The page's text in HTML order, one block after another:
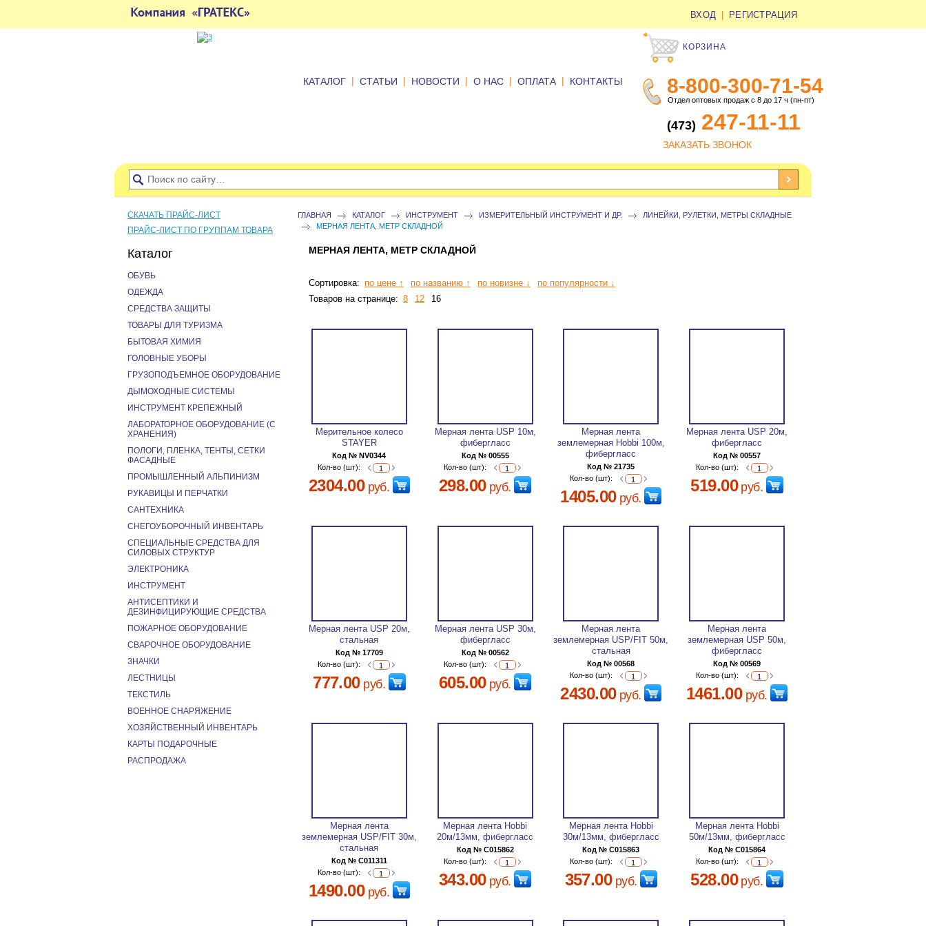
ВХОД РЕГИСТРАЦИЯ
КОРЗИНА
8-800-300-71-54
Отдел оптовых продаж с 8 до 17 ч (пн-пт)
(473) 247-11-11
ЗАКАЗАТЬ ЗВОНОК
КАТАЛОГ | СТАТЬИ | НОВОСТИ | О НАС | ОПЛАТА | КОНТАКТЫ
ГЛАВНАЯ КАТАЛОГ ИНСТРУМЕНТ ИЗМЕРИТЕЛЬНЫЙ ИНСТРУМЕНТ И ДР.
ЛИНЕЙКИ, РУЛЕТКИ, МЕТРЫ СКЛАДНЫЕ
МЕРНАЯ ЛЕНТА, МЕТР СКЛАДНОЙ
МЕРНАЯ ЛЕНТА, МЕТР СКЛАДНОЙ
Сортировка: по цене ↑ по названию ↑ по новизне ↓
по популярности ↓
Товаров на странице: 8 12 16
Мерительное колесо
STAYER
Код № NV0344
Кол-во (шт):
2304.00руб.
Мерная лента USP 10м,
фибергласс
Код № 00555
Кол-во (шт):
298.00руб.
Мерная лента
землемерная Hobbi 100м,
фибергласс
Код № 21735
Кол-во (шт):
1405.00руб.
Мерная лента USP 20м,
фибергласс
Код № 00557
Кол-во (шт):
519.00руб.
Мерная лента USP 20м,
стальная
Код № 17709
Кол-во (шт):
777.00руб.
Мерная лента USP 30м,
фибергласс
Код № 00562
Кол-во (шт):
605.00руб.
Мерная лента
землемерная USP/FIT 50м,
стальная
Код № 00568
Кол-во (шт):
2430.00руб.
Мерная лента
землемерная USP 50м,
фибергласс
Код № 00569
Кол-во (шт):
1461.00руб.
Мерная лента
землемерная USP/FIT 30м,
стальная
Код № C011311
Кол-во (шт):
1490.00руб.
Мерная лента Hobbi
20м/13мм, фибергласс
Код № C015862
Кол-во (шт):
343.00руб.
Мерная лента Hobbi
30м/13мм, фибергласс
Код № C015863
Кол-во (шт):
357.00руб.
Мерная лента Hobbi
50м/13мм, фибергласс
Код № C015864
Кол-во (шт):
528.00руб.
СКАЧАТЬ ПРАЙС-ЛИСТ
ПРАЙС-ЛИСТ ПО ГРУППАМ ТОВАРА
Каталог
ОБУВЬ
ОДЕЖДА
СРЕДСТВА ЗАЩИТЫ
ТОВАРЫ ДЛЯ ТУРИЗМА
БЫТОВАЯ ХИМИЯ
ГОЛОВНЫЕ УБОРЫ
ГРУЗОПОДЪЕМНОЕ ОБОРУДОВАНИЕ
ДЫМОХОДНЫЕ СИСТЕМЫ
ИНСТРУМЕНТ КРЕПЕЖНЫЙ
ЛАБОРАТОРНОЕ ОБОРУДОВАНИЕ (С
ХРАНЕНИЯ)
ПОЛОГИ, ПЛЕНКА, ТЕНТЫ, СЕТКИ
ФАСАДНЫЕ
ПРОМЫШЛЕННЫЙ АЛЬПИНИЗМ
РУКАВИЦЫ И ПЕРЧАТКИ
САНТЕХНИКА
СНЕГОУБОРОЧНЫЙ ИНВЕНТАРЬ
СПЕЦИАЛЬНЫЕ СРЕДСТВА ДЛЯ
СИЛОВЫХ СТРУКТУР
ЭЛЕКТРОНИКА
ИНСТРУМЕНТ
АНТИСЕПТИКИ И
ДЕЗИНФИЦИРУЮЩИЕ СРЕДСТВА
ПОЖАРНОЕ ОБОРУДОВАНИЕ
СВАРОЧНОЕ ОБОРУДОВАНИЕ
ЗНАЧКИ
ЛЕСТНИЦЫ
ТЕКСТИЛЬ
ВОЕННОЕ СНАРЯЖЕНИЕ
ХОЗЯЙСТВЕННЫЙ ИНВЕНТАРЬ
КАРТЫ ПОДАРОЧНЫЕ
РАСПРОДАЖА